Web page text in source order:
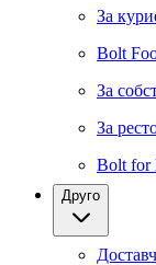
За
Bolt
За
За
Bolt for
Друго